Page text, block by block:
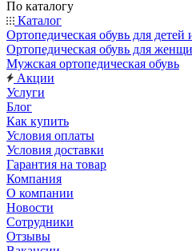
По каталогу
Каталог
Ортопедическая обувь для детей
Ортопедическая обувь для
Мужская ортопедическая обувь
Акции
Услуги
Блог
Как купить
Условия оплаты
Условия доставки
Гарантия на товар
Компания
О компании
Новости
Сотрудники
Отзывы